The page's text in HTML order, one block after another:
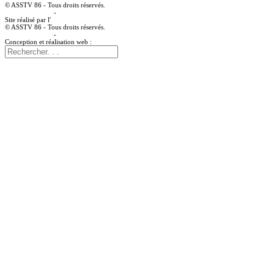
© ASSTV 86 - Tous droits réservés.
-
Site réalisé par l'
© ASSTV 86 - Tous droits réservés.
-
Conception et réalisation web :